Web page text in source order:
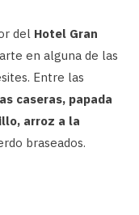
del Hotel Gran
en alguna de las
Entre las
caseras, papada
arroz a la
braseados.